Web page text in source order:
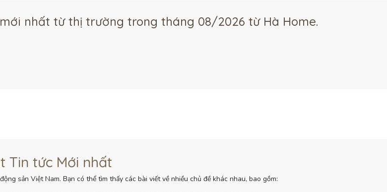
nhất từ thị trường trong tháng 08/2026 từ Hà Home.
Tin tức Mới nhất
sản Việt Nam. Bạn có thể tìm thấy các bài viết về nhiều chủ đề khác nhau, bao gồm: